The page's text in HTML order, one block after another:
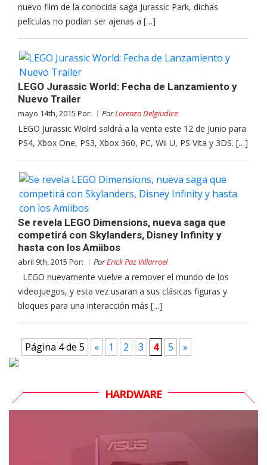
nuevo film de la conocida saga Jurassic Park, dichas
películas no podían ser ajenas a […]
LEGO Jurassic World: Fecha de Lanzamiento y
Nuevo Trailer
mayo 14th, 2015 Por: PorLorenzo Delgiudice
LEGO Jurassic Wolrd saldrá a la venta este 12 de Junio para
PS4, Xbox One, PS3, Xbox 360, PC, Wii U, PS Vita y 3DS. […]
Se revela LEGO Dimensions, nueva saga que
competirá con Skylanders, Disney Infinity y
hasta con los Amiibos
abril 9th, 2015 Por: PorErick Paz Villarroel
LEGO nuevamente vuelve a remover el mundo de los
videojuegos, y esta vez usaran a sus clásicas figuras y
bloques para una interacción más […]
Página 4 de 5 « 1 2 3 4 5 »
HARDWARE